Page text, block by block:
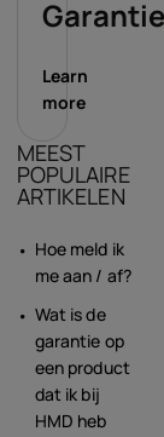
Learn
more
MEEST
POPULAIRE
ARTIKELEN
Hoe meld ik
me aan / af?
Wat is de
garantie op
een product
dat ik bij
HMD heb